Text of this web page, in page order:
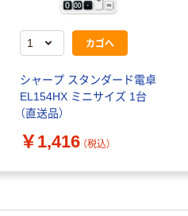
カゴへ
シャープ スタンダード電卓
EL154HX ミニサイズ 1台
（直送品）
￥1,416 （税込）